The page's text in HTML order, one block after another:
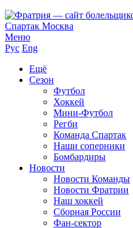
Меню
Рус Eng
Ещё
Сезон
Футбол
Хоккей
Мини-Футбол
Регби
Команда Спартак
Наши соперники
Бомбардиры
Новости
Новости Команды
Новости Фратрии
Наш хоккей
Сборная России
Фан-cектор